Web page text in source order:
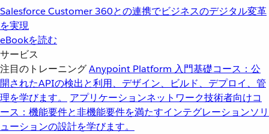
Salesforce Customer 360との連携でビジネスのデジタル変革
を実現
eBookを読む
サービス
注目のトレーニングAnypoint Platform 入門基礎コース：公
開されたAPIの検出と利用、デザイン、ビルド、デプロイ、管
理を学びます。
アプリケーションネットワーク技術者向けコ
ース：機能要件と非機能要件を満たすインテグレーションソリ
ューションの設計を学びます。